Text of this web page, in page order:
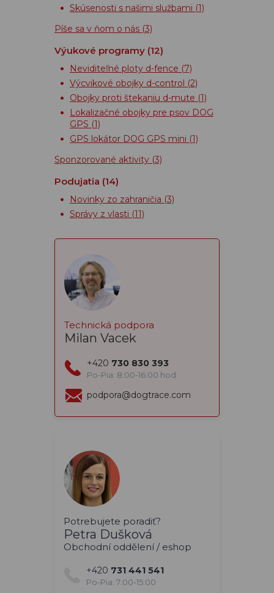
Skúsenosti s našimi službami (1)
Píše sa v ňom o nás (3)
Výukové programy (12)
Neviditeľné ploty d-fence (7)
Výcvikové obojky d-control (2)
Obojky proti štekaniu d-mute (1)
Lokalizačné obojky pre psov DOG
GPS (1)
GPS lokátor DOG GPS mini (1)
Sponzorované aktivity (3)
Podujatia (14)
Novinky zo zahraničia (3)
Správy z vlasti (11)
Technická podpora
Milan Vacek
+420 730 830 393
Po-Pia: 8:00-16:00 hod
podpora@dogtrace.com
Potrebujete poradiť?
Petra Dušková
Obchodní oddělení / eshop
+420 731 441 541
Po-Pia: 7:00-15:00